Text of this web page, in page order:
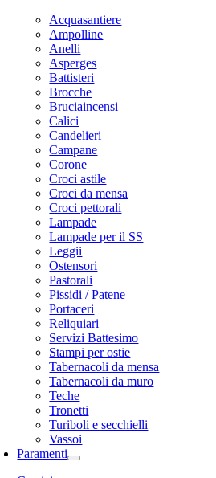
Acquasantiere
Ampolline
Anelli
Asperges
Battisteri
Brocche
Bruciaincensi
Calici
Candelieri
Campane
Corone
Croci astile
Croci da mensa
Croci pettorali
Lampade
Lampade per il SS
Leggii
Ostensori
Pastorali
Pissidi / Patene
Portaceri
Reliquiari
Servizi Battesimo
Stampi per ostie
Tabernacoli da mensa
Tabernacoli da muro
Teche
Tronetti
Turiboli e secchielli
Vassoi
Paramenti